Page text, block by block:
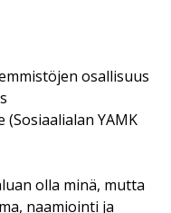
osallisuus
YAMK
olla minä, mutta
naamiointi ja